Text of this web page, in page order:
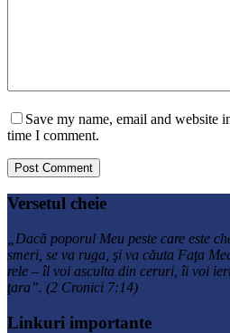
Save my name, email and website
time I comment.
Post Comment
Versetul cheie
„Dacă poporul Meu peste care este
smeri, se va ruga, şi va căuta Faţa
rele – îl voi asculta din ceruri, îi voi
ţara”. (2 Cronici 7:14)
Linkuri importante